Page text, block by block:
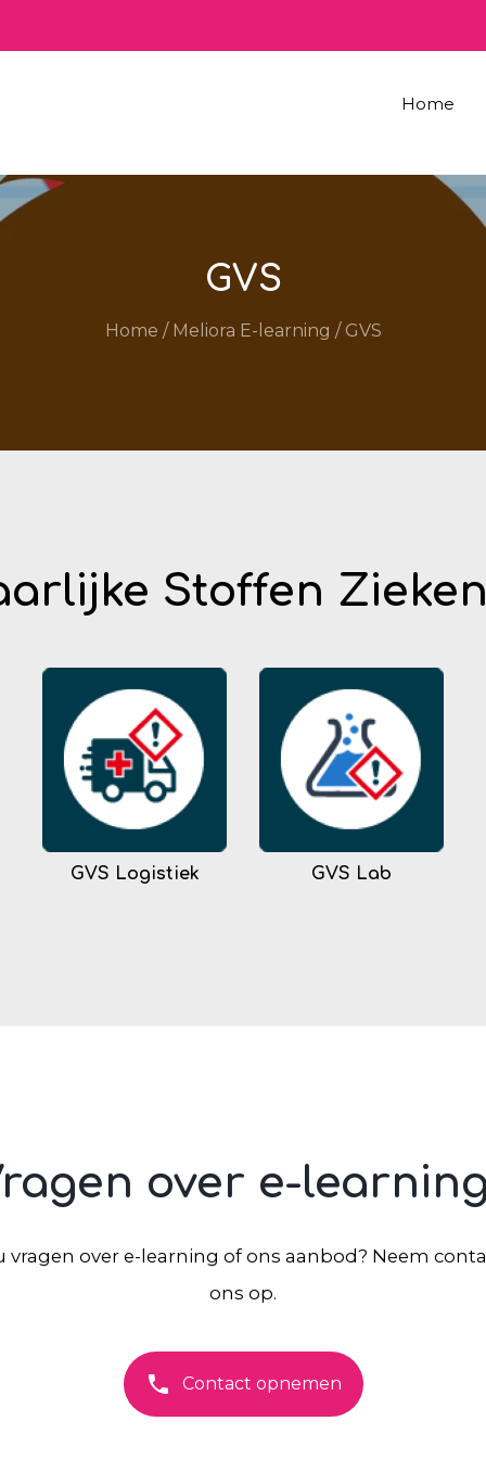
Home
GVS
Home / Meliora E-learning / GVS
Stoffen
GVS Logistiek GVS Lab
over e-
vragen over e-learning of ons aanbod? Neem
ons op.
phone Contact opnemen